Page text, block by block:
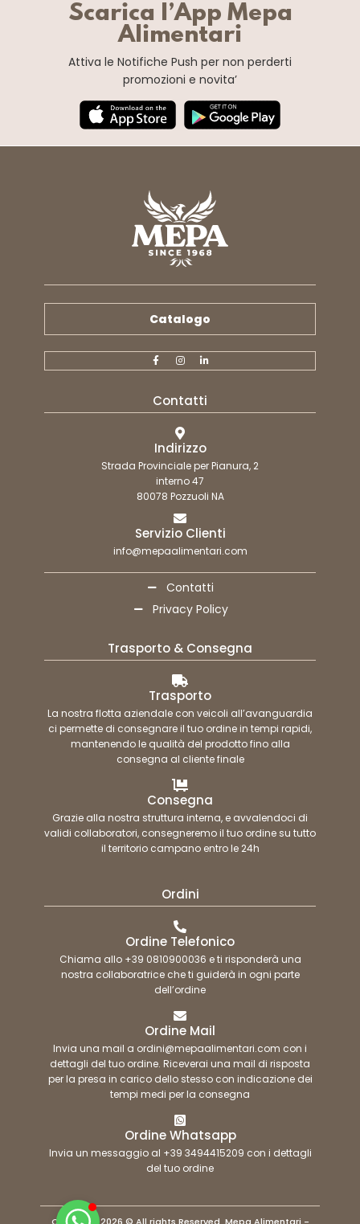
Scarica l’App Mepa
Alimentari
Attiva le Notifiche Push per non perderti
promozioni e novita’
Catalogo
Contatti
Indirizzo
Strada Provinciale per Pianura, 2
interno 47
80078 Pozzuoli NA
Servizio Clienti
info@mepaalimentari.com
Contatti
Privacy Policy
Trasporto & Consegna
Trasporto
La nostra flotta aziendale con veicoli all’avanguardia
ci permette di consegnare il tuo ordine in tempi rapidi,
mantenendo le qualità del prodotto fino alla
consegna al cliente finale
Consegna
Grazie alla nostra struttura interna, e avvalendoci di
validi collaboratori, consegneremo il tuo ordine su tutto
il territorio campano entro le 24h
Ordini
Ordine Telefonico
Chiama allo +39 0810900036 e ti risponderà una
nostra collaboratrice che ti guiderà in ogni parte
dell’ordine
Ordine Mail
Invia una mail a ordini@mepaalimentari.com con i
dettagli del tuo ordine. Riceverai una mail di risposta
per la presa in carico dello stesso con indicazione dei
tempi medi per la consegna
Ordine Whatsapp
Invia un messaggio al +39 3494415209 con i dettagli
del tuo ordine
Copyright 2026 © All rights Reserved. Mepa Alimentari -